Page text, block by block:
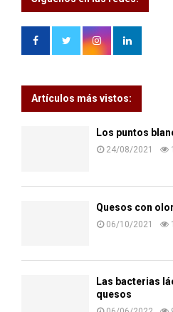
Artículos más vistos:
Los puntos
24/08/2021
Quesos con
06/10/2021
Las bacterias
quesos